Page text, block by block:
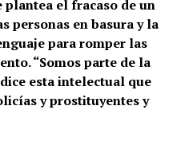
el fracaso de un
personas en basura y la
para romper las
“Somos parte de la
esta intelectual que
y prostituyentes y